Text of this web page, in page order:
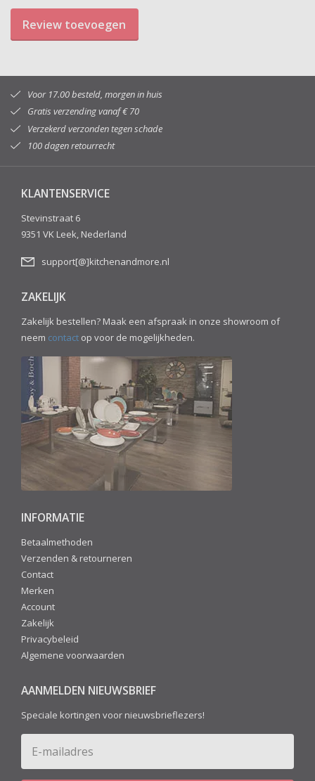
Review toevoegen
Voor 17.00 besteld, morgen in huis
Gratis verzending vanaf € 70
Verzekerd verzonden tegen schade
100 dagen retourrecht
KLANTENSERVICE
Stevinstraat 6
9351 VK Leek, Nederland
support[@]kitchenandmore.nl
ZAKELIJK
Zakelijk bestellen? Maak een afspraak in onze showroom of
neem contact op voor de mogelijkheden.
INFORMATIE
Betaalmethoden
Verzenden & retourneren
Contact
Merken
Account
Zakelijk
Privacybeleid
Algemene voorwaarden
AANMELDEN NIEUWSBRIEF
Speciale kortingen voor nieuwsbrieflezers!